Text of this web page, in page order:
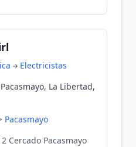
Electricistas
La Libertad,
Pacasmayo
Cercado Pacasmayo